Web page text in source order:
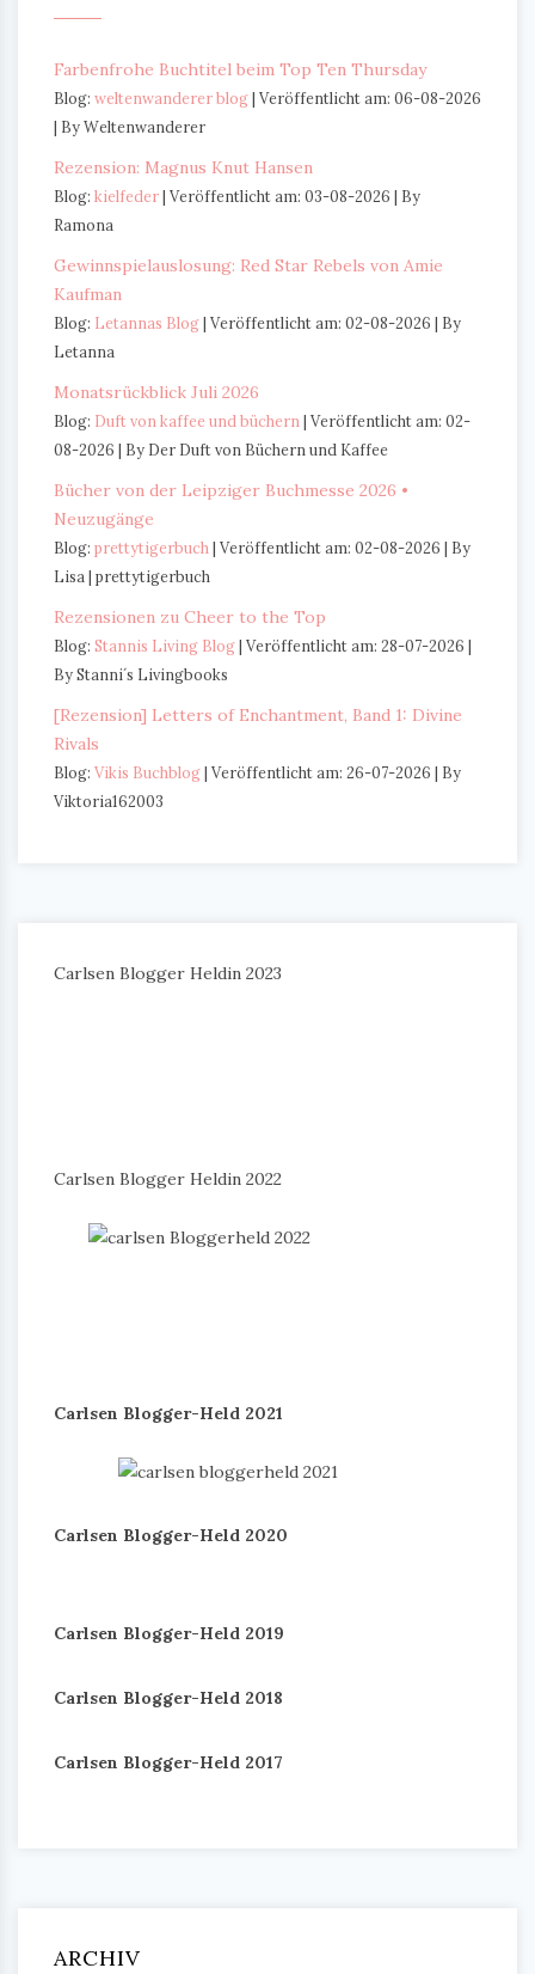
Farbenfrohe Buchtitel beim Top Ten Thursday
Blog: weltenwanderer blog Veröffentlicht am: 06-08-2026
By Weltenwanderer
Rezension: Magnus Knut Hansen
Blog: kielfeder Veröffentlicht am: 03-08-2026
By
Ramona
Gewinnspielauslosung: Red Star Rebels von Amie
Kaufman
Blog: Letannas Blog Veröffentlicht am: 02-08-2026
By
Letanna
Monatsrückblick Juli 2026
Blog: Duft von kaffee und büchern
Veröffentlicht am: 02-
08-2026
By Der Duft von Büchern und Kaffee
Bücher von der Leipziger Buchmesse 2026 •
Neuzugänge
Blog: prettytigerbuch Veröffentlicht am: 02-08-2026
By
Lisa | prettytigerbuch
Rezensionen zu Cheer to the Top
Blog: Stannis Living Blog Veröffentlicht am: 28-07-2026
By Stanni´s Livingbooks
[Rezension] Letters of Enchantment, Band 1: Divine
Rivals
Blog: Vikis Buchblog Veröffentlicht am: 26-07-2026
By
Viktoria162003
Carlsen Blogger Heldin 2023
Carlsen Blogger Heldin 2022
Carlsen Blogger-Held 2021
Carlsen Blogger-Held 2020
Carlsen Blogger-Held 2019
Carlsen Blogger-Held 2018
Carlsen Blogger-Held 2017
ARCHIV